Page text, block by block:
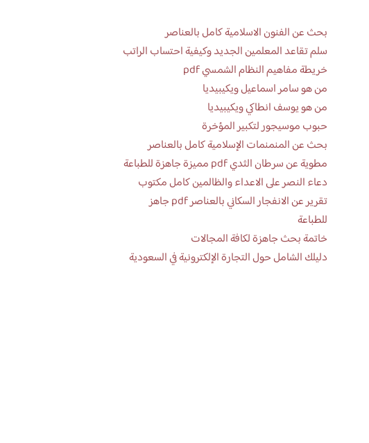
بحث عن الفنون الاسلامية كامل بالعناصر
سلم تقاعد المعلمين الجديد وكيفية احتساب الراتب
خريطة مفاهيم النظام الشمسي pdf
من هو سامر اسماعيل ويكيبيديا
من هو يوسف انطاكي ويكيبيديا
حبوب موسيجور لتكبير المؤخرة
بحث عن المنمنمات الإسلامية كامل بالعناصر
مطوية عن سرطان الثدي pdf مميزة جاهزة للطباعة
دعاء النصر على الاعداء والظالمين كامل مكتوب
تقرير عن الانفجار السكاني بالعناصر pdf جاهز
للطباعة
خاتمة بحث جاهزة لكافة المجالات
دليلك الشامل حول التجارة الإلكترونية في السعودية